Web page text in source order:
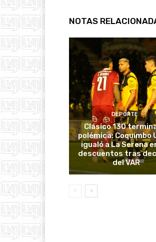
NOTAS
DEPORTE
Clásico 130
polémica: Coquimbo
igualó a La Serena
descuentos tras
del VAR